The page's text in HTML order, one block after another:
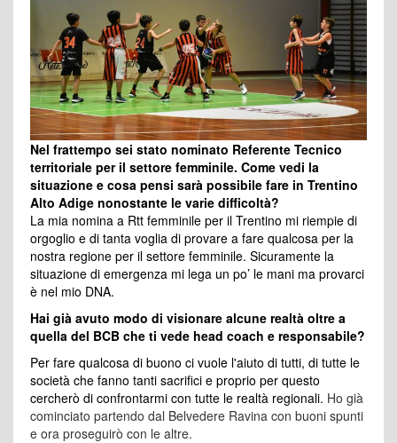
Nel frattempo sei stato nominato Referente Tecnico
territoriale per il settore femminile. Come vedi la
situazione e cosa pensi sarà possibile fare in Trentino
Alto Adige nonostante le varie difficoltà?
La mia nomina a Rtt femminile per il Trentino mi riempie di
orgoglio e di tanta voglia di provare a fare qualcosa per la
nostra regione per il settore femminile. Sicuramente la
situazione di emergenza mi lega un po’ le mani ma provarci
è nel mio DNA.
Hai già avuto modo di visionare alcune realtà oltre a
quella del BCB che ti vede head coach e responsabile?
Per fare qualcosa di buono ci vuole l'aiuto di tutti, di tutte le
società che fanno tanti sacrifici e proprio per questo
cercherò di confrontarmi con tutte le realtà regionali. Ho già
cominciato partendo dal Belvedere Ravina con buoni spunti
e ora proseguirò con le altre.